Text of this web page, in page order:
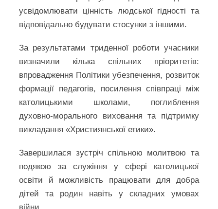
усвідомлювати цінність людської гідності та
відповідально будувати стосунки з іншими.
За результатами триденної роботи учасники
визначили кілька спільних пріоритетів:
впровадження Політики убезпечення, розвиток
формації педагогів, посилення співпраці між
католицькими школами, поглиблення
духовно-морального виховання та підтримку
викладання «Християнської етики».
Завершилася зустріч спільною молитвою та
подякою за служіння у сфері католицької
освіти й можливість працювати для добра
дітей та родин навіть у складних умовах
війни.